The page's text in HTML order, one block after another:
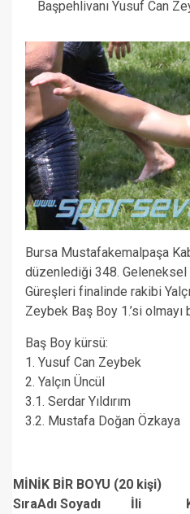
Başpehlivanı Yusuf Can
Bursa Mustafakemalpaşa
düzenlediği 348. Geleneksel
Güreşleri finalinde rakibi
Zeybek Baş Boy 1.’si olmayı
Baş Boy kürsü:
1. Yusuf Can Zeybek
2. Yalçın Üncül
3.1. Serdar Yıldırım
3.2. Mustafa Doğan Özkaya
MİNİK BİR BOYU (20 kişi)
SıraAdı Soyadı İli